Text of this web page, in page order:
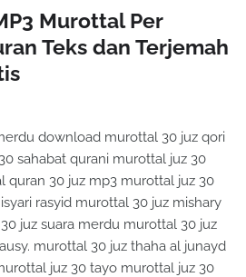
Murottal Per
Teks dan Terjemah
download murottal 30 juz qori
sahabat qurani murottal juz 30
quran 30 juz mp3 murottal juz 30
rasyid murottal 30 juz mishary
juz suara merdu murottal 30 juz
murottal 30 juz thaha al junayd
juz 30 tayo murottal juz 30